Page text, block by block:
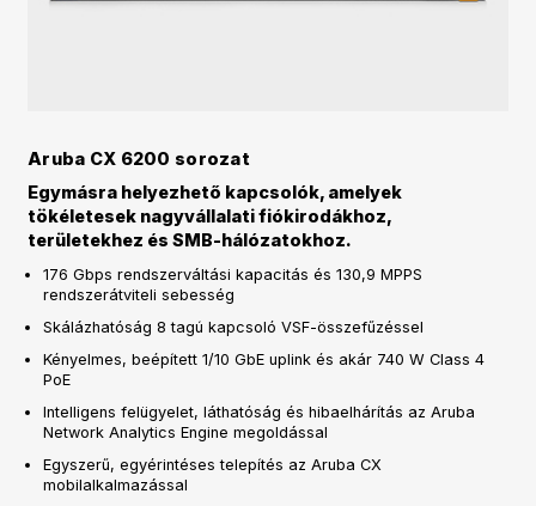
Aruba CX 6200 sorozat
Egymásra helyezhető kapcsolók, amelyek
tökéletesek nagyvállalati fiókirodákhoz,
területekhez és SMB-hálózatokhoz.
176 Gbps rendszerváltási kapacitás és 130,9 MPPS
rendszerátviteli sebesség
Skálázhatóság 8 tagú kapcsoló VSF-összefűzéssel
Kényelmes, beépített 1/10 GbE uplink és akár 740 W Class 4
PoE
Intelligens felügyelet, láthatóság és hibaelhárítás az Aruba
Network Analytics Engine megoldással
Egyszerű, egyérintéses telepítés az Aruba CX
mobilalkalmazással